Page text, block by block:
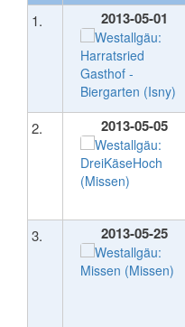
1. 2013-05-01
2. 2013-05-05
3. 2013-05-25